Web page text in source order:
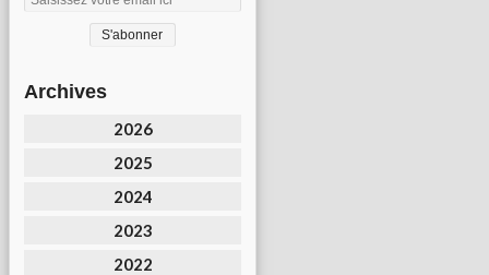
Archives
2026
2025
2024
2023
2022